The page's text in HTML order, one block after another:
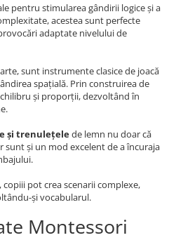
pentru stimularea gândirii logice și a
acestea sunt perfecte
adaptate nivelului de
sunt instrumente clasice de joacă
spațială. Prin construirea de
și proporții, dezvoltând în
și trenulețelede lemn nu doar că
sunt și un mod excelent de a încuraja
pot crea scenarii complexe,
și vocabularul.
Montessori